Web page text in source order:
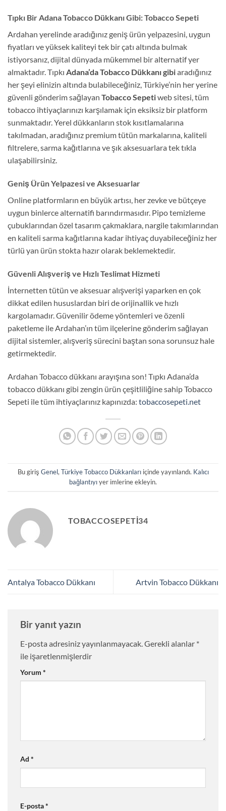
Tıpkı Bir Adana Tobacco Dükkanı Gibi: Tobacco Sepeti
Ardahan yerelinde aradığınız geniş ürün yelpazesini, uygun
fiyatları ve yüksek kaliteyi tek bir çatı altında bulmak
istiyorsanız, dijital dünyada mükemmel bir alternatif yer
almaktadır. Tıpkı Adana’da Tobacco Dükkanı gibiaradığınız
her şeyi elinizin altında bulabileceğiniz, Türkiye’nin her yerine
güvenli gönderim sağlayan Tobacco Sepetiweb sitesi, tüm
tobacco ihtiyaçlarınızı karşılamak için eksiksiz bir platform
sunmaktadır. Yerel dükkanların stok kısıtlamalarına
takılmadan, aradığınız premium tütün markalarına, kaliteli
filtrelere, sarma kağıtlarına ve şık aksesuarlara tek tıkla
ulaşabilirsiniz.
Geniş Ürün Yelpazesi ve Aksesuarlar
Online platformların en büyük artısı, her zevke ve bütçeye
uygun binlerce alternatifi barındırmasıdır. Pipo temizleme
çubuklarından özel tasarım çakmaklara, nargile takımlarından
en kaliteli sarma kağıtlarına kadar ihtiyaç duyabileceğiniz her
türlü yan ürün stokta hazır olarak beklemektedir.
Güvenli Alışveriş ve Hızlı Teslimat Hizmeti
İnternetten tütün ve aksesuar alışverişi yaparken en çok
dikkat edilen hususlardan biri de orijinallik ve hızlı
kargolamadır. Güvenilir ödeme yöntemleri ve özenli
paketleme ile Ardahan’ın tüm ilçelerine gönderim sağlayan
dijital sistemler, alışveriş sürecini baştan sona sorunsuz hale
getirmektedir.
Ardahan Tobacco dükkanı arayışına son! Tıpkı Adana’da
tobacco dükkanı gibi zengin ürün çeşitliliğine sahip Tobacco
Sepeti ile tüm ihtiyaçlarınız kapınızda: tobaccosepeti.net
Bu giriş Genel, Türkiye Tobacco Dükkanlarıiçinde yayınlandı. Kalıcı
bağlantıyıyer imlerine ekleyin.
TOBACCOSEPETI34
Antalya Tobacco Dükkanı Artvin Tobacco Dükkanı
Bir yanıt yazın
E-posta adresiniz yayınlanmayacak. Gerekli alanlar *
ile işaretlenmişlerdir
Yorum *
Ad *
E-posta*